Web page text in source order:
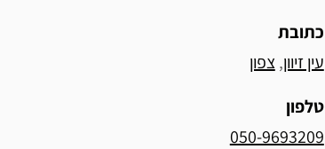
כתובת
עין זיוון, צפון
טלפון
050-9693209